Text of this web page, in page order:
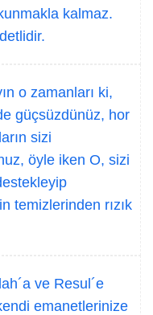
kalmaz.
o zamanları ki,
güçsüzdünüz, hor
sizi
öyle iken O, sizi
temizlerinden rızık
ve Resul´e
emanetlerinize